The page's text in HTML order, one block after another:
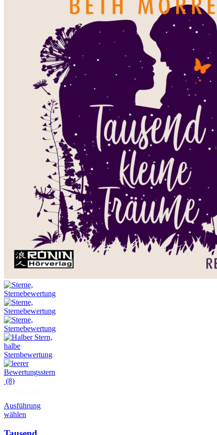
(8)
Ausführung
wählen